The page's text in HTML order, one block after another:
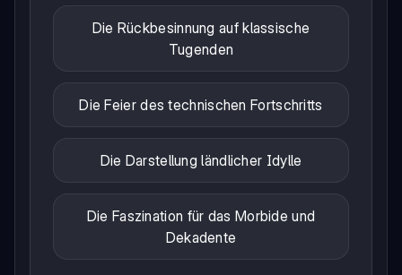
Die Rückbesinnung auf klassische
Tugenden
Die Feier des technischen Fortschritts
Die Darstellung ländlicher Idylle
Die Faszination für das Morbide und
Dekadente